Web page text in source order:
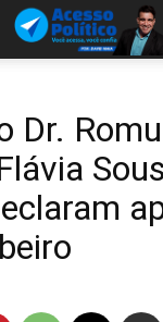
Dr.